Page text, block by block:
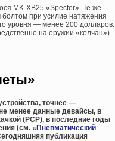
MK-XB25 «Specter». Те же
болтом при усилие натяжения
уровня — менее 200 долларов.
на оружии «колчан»).
точнее —
менее данные девайсы, в
(PCP), в последние годы
(см. «Пневматический
публикация